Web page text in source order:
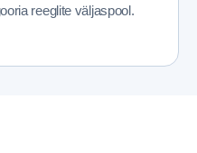
reeglite väljaspool.